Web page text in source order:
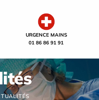
URGENCE MAINS
01 86 86 91 91